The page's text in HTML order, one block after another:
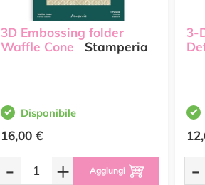
3D Embossing folder
Waffle Cone
Stamperia
Disponibile
16,00 €
- + Aggiungi
3-
-